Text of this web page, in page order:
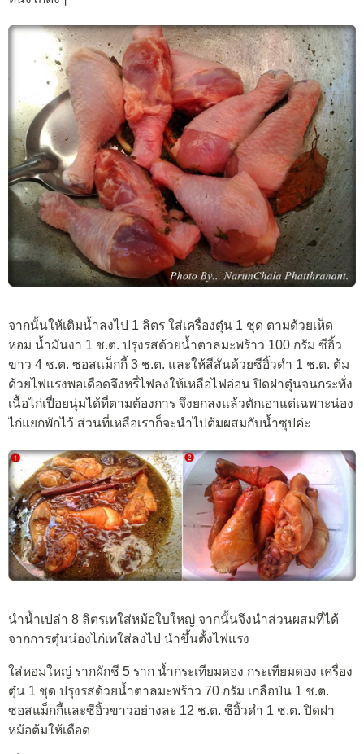
จากนั้นให้เติมน้ำลงไป 1 ลิตร ใส่เครื่องตุ๋น 1 ชุด ตามด้วยเห็ด
หอม น้ำมันงา 1 ช.ต. ปรุงรสด้วยน้ำตาลมะพร้าว 100 กรัม ซีอิ้ว
ขาว 4 ช.ต. ซอสแม็กกี้ 3 ช.ต. และให้สีสันด้วยซีอิ้วดำ 1 ช.ต. ต้ม
ด้วยไฟแรงพอเดือดจึงหรี่ไฟลงให้เหลือไฟอ่อน ปิดฝาตุ๋นจนกระทั่ง
เนื้อไก่เปื่อยนุ่มได้ที่ตามต้องการ จึงยกลงแล้วตักเอาแต่เฉพาะน่อง
ไก่แยกพักไว้ ส่วนที่เหลือเราก็จะนำไปต้มผสมกับน้ำซุปค่ะ
นำน้ำเปล่า 8 ลิตรเทใส่หม้อใบใหญ่ จากนั้นจึงนำส่วนผสมที่ได้
จากการตุ๋นน่องไก่เทใส่ลงไป นำขึ้นตั้งไฟแรง
ใส่หอมใหญ่ รากผักชี 5 ราก น้ำกระเทียมดอง กระเทียมดอง เครื่อง
ตุ๋น 1 ชุด ปรุงรสด้วยน้ำตาลมะพร้าว 70 กรัม เกลือป่น 1 ช.ต.
ซอสแม็กกี้และซีอิ้วขาวอย่างละ 12 ช.ต. ซีอิ้วดำ 1 ช.ต. ปิดฝา
หม้อต้มให้เดือด